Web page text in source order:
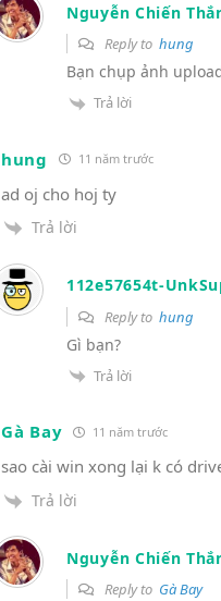
Nguyễn Chiến
Reply to hung
Bạn chụp ảnh
Trả lời
hung 11 năm trước
ad oj cho hoj ty
Trả lời
112e57654t-
Reply to hung
Gì bạn?
Trả lời
Gà Bay 11 năm trước
sao cài win xong lại k có
Trả lời
Nguyễn Chiến
Reply to Gà Bay